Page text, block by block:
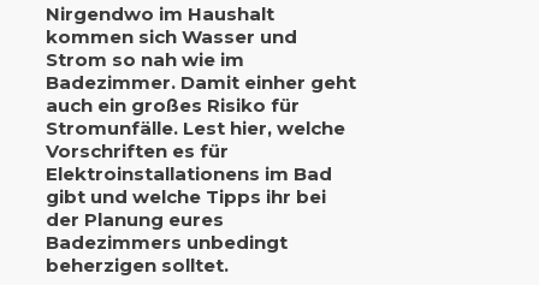
Nirgendwo im Haushalt
kommen sich Wasser und
Strom so nah wie im
Badezimmer. Damit einher geht
auch ein großes Risiko für
Stromunfälle. Lest hier, welche
Vorschriften es für
Elektroinstallationens im Bad
gibt und welche Tipps ihr bei
der Planung eures
Badezimmers unbedingt
beherzigen solltet.